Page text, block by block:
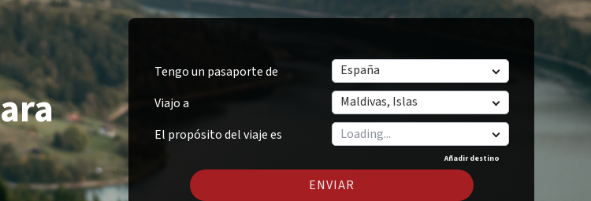
Tengo un pasaporte de
España
Viajo a
Maldivas, Islas
El propósito del viaje es
Añadir destino
ENVIAR